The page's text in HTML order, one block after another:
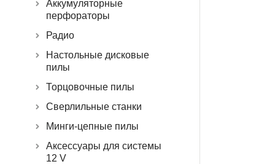
Аккумуляторные
перфораторы
Радио
Настольные дисковые
пилы
Торцовочные пилы
Сверлильные станки
Минги-цепные пилы
Аксессуары для системы
12 V